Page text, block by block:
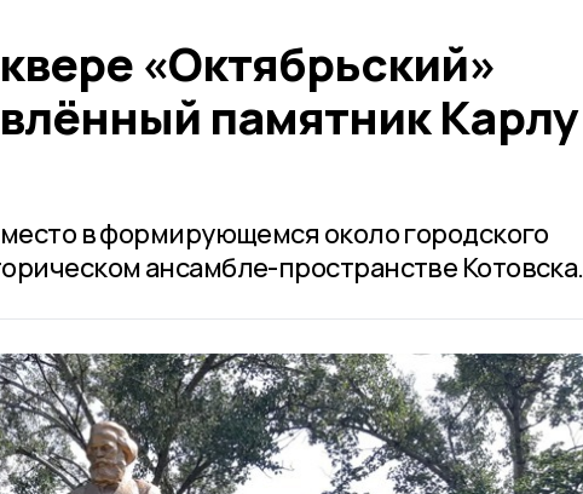
«Октябрьский»
памятник Карлу
в формирующемся около городского
ансамбле-пространстве Котовска.